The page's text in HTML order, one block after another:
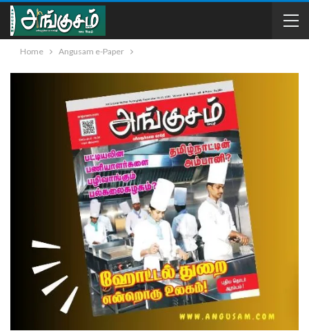
Home Angusam e-Paper